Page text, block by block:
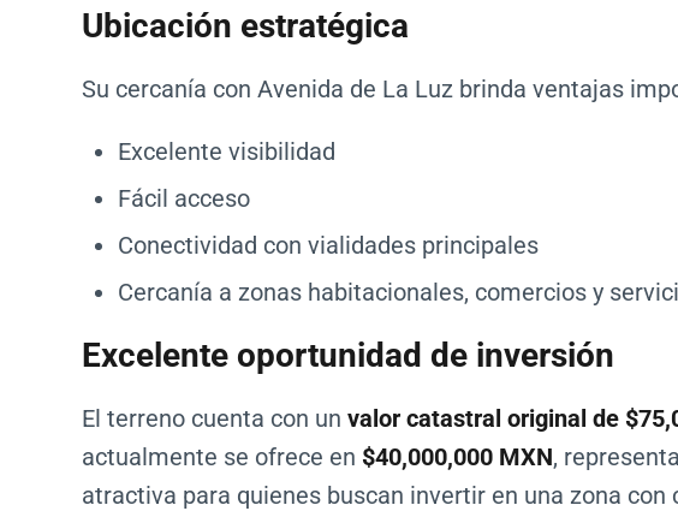
Ubicación estratégica
Su cercanía con Avenida de La Luz brinda ventajas
Excelente visibilidad
Fácil acceso
Conectividad con vialidades principales
Cercanía a zonas habitacionales, comercios y
Excelente oportunidad de inversión
El terreno cuenta con un valor catastral original de
actualmente se ofrece en $40,000,000 MXN,
atractiva para quienes buscan invertir en una zona con